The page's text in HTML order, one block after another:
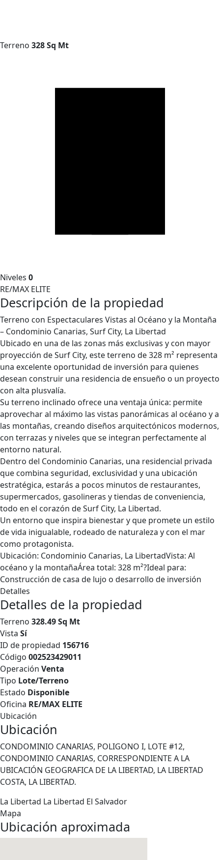
Terreno 328 Sq Mt
Niveles 0
RE/MAX ELITE
Descripción de la propiedad
Terreno con Espectaculares Vistas al Océano y la Montaña
– Condominio Canarias, Surf City, La Libertad
Ubicado en una de las zonas más exclusivas y con mayor
proyección de Surf City, este terreno de 328 m² representa
una excelente oportunidad de inversión para quienes
desean construir una residencia de ensueño o un proyecto
con alta plusvalía.
Su terreno inclinado ofrece una ventaja única: permite
aprovechar al máximo las vistas panorámicas al océano y a
las montañas, creando diseños arquitectónicos modernos,
con terrazas y niveles que se integran perfectamente al
entorno natural.
Dentro del Condominio Canarias, una residencial privada
que combina seguridad, exclusividad y una ubicación
estratégica, estarás a pocos minutos de restaurantes,
supermercados, gasolineras y tiendas de conveniencia,
todo en el corazón de Surf City, La Libertad.
Un entorno que inspira bienestar y que promete un estilo
de vida inigualable, rodeado de naturaleza y con el mar
como protagonista.
Ubicación: Condominio Canarias, La LibertadVista: Al
océano y la montañaÁrea total: 328 m²?Ideal para:
Construcción de casa de lujo o desarrollo de inversión
Detalles
Detalles de la propiedad
Terreno 328.49 Sq Mt
Vista Sí
ID de propiedad 156716
Código 002523429011
Operación Venta
Tipo Lote/Terreno
Estado Disponible
Oficina RE/MAX ELITE
Ubicación
Ubicación
CONDOMINIO CANARIAS, POLIGONO I, LOTE #12,
CONDOMINIO CANARIAS, CORRESPONDIENTE A LA
UBICACIÓN GEOGRAFICA DE LA LIBERTAD, LA LIBERTAD
COSTA, LA LIBERTAD.
La Libertad La Libertad El Salvador
Mapa
Ubicación aproximada